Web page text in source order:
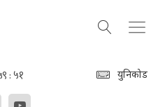
युनिकोड